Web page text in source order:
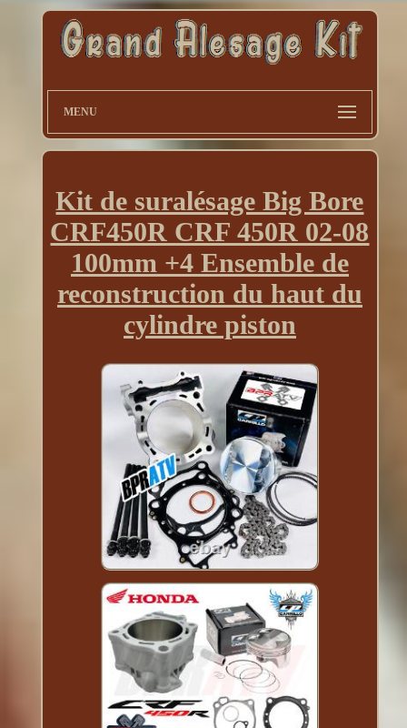
MENU
Kit de suralésage Big Bore
CRF450R CRF 450R 02-08
100mm +4 Ensemble de
reconstruction du haut du
cylindre piston